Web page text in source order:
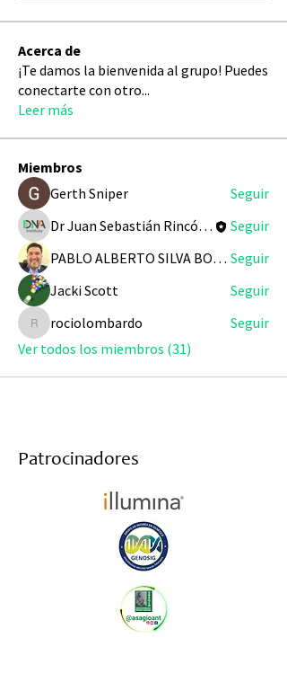
Acerca de
¡Te damos la bienvenida al grupo! Puedes
conectarte con otro...
Leer más
Miembros
Gerth Sniper
Seguir
Dr Juan Sebastián Rincón Redondo
Seguir
PABLO ALBERTO SILVA BOHORQUEZ Seguir
Jacki Scott
Seguir
rociolombardo
rociolombardo
Seguir
Ver todos los miembros (31)
Patrocinadores